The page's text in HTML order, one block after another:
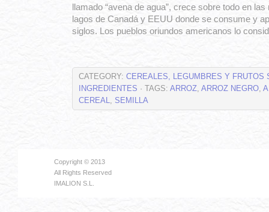
llamado “avena de agua”, crece sobre todo en
lagos de Canadá y EEUU donde se consume y
siglos. Los pueblos oriundos americanos lo
CATEGORY: CEREALES, LEGUMBRES Y FRUTOS
INGREDIENTES · TAGS: ARROZ, ARROZ NEGRO,
CEREAL, SEMILLA
Copyright © 2013
All Rights Reserved
IMALION S.L.